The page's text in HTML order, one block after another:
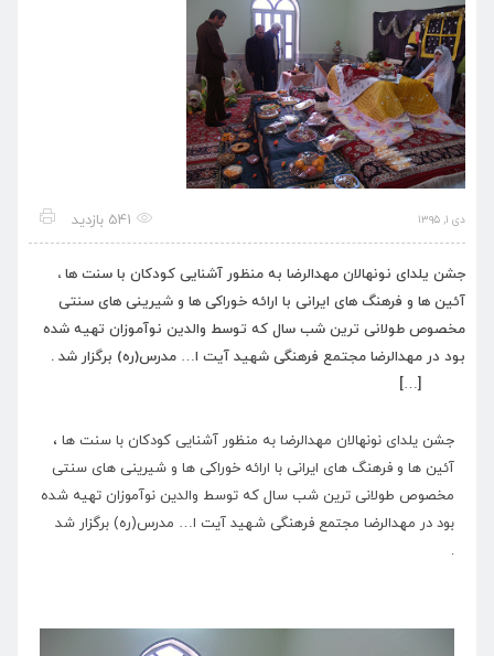
دی ۱, ۱۳۹۵ 541 بازدید
جشن یلدای نونهالان مهدالرضا به منظور آشنایی کودکان با سنت ها ،
آئین ها و فرهنگ های ایرانی با ارائه خوراکی ها و شیرینی های سنتی
مخصوص طولانی ترین شب سال که توسط والدین نوآموزان تهیه شده
بود در مهدالرضا مجتمع فرهنگی شهید آیت ا… مدرس(ره) برگزار شد .
[…]
جشن یلدای نونهالان مهدالرضا به منظور آشنایی کودکان با سنت ها ،
آئین ها و فرهنگ های ایرانی با ارائه خوراکی ها و شیرینی های سنتی
مخصوص طولانی ترین شب سال که توسط والدین نوآموزان تهیه شده
بود در مهدالرضا مجتمع فرهنگی شهید آیت ا… مدرس(ره) برگزار شد
.